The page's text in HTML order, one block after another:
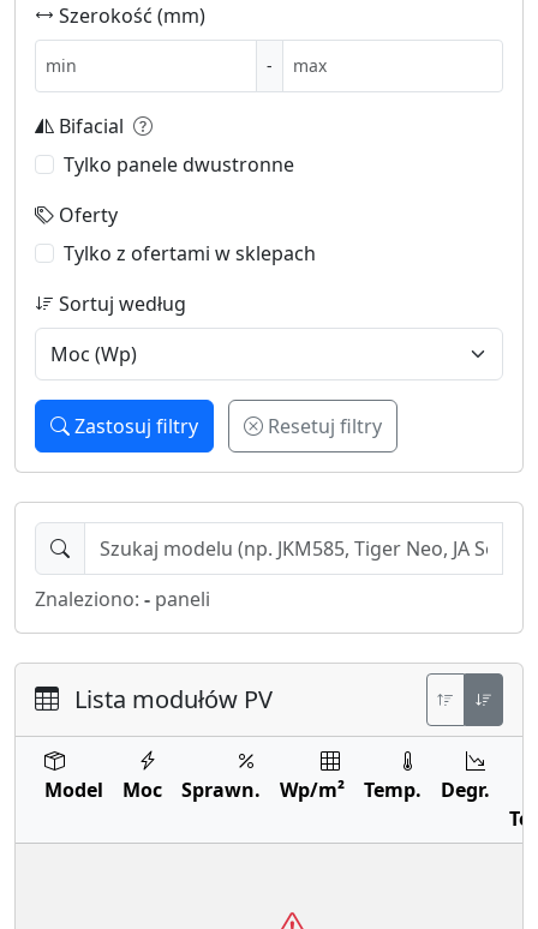
Szerokość (mm)
-
Bifacial
Tylko panele dwustronne
Oferty
Tylko z ofertami w sklepach
Sortuj według
Zastosuj filtry Resetuj filtry
Znaleziono: - paneli
Lista modułów PV
Model Moc Sprawn. Wp/m² Temp.
Degr.